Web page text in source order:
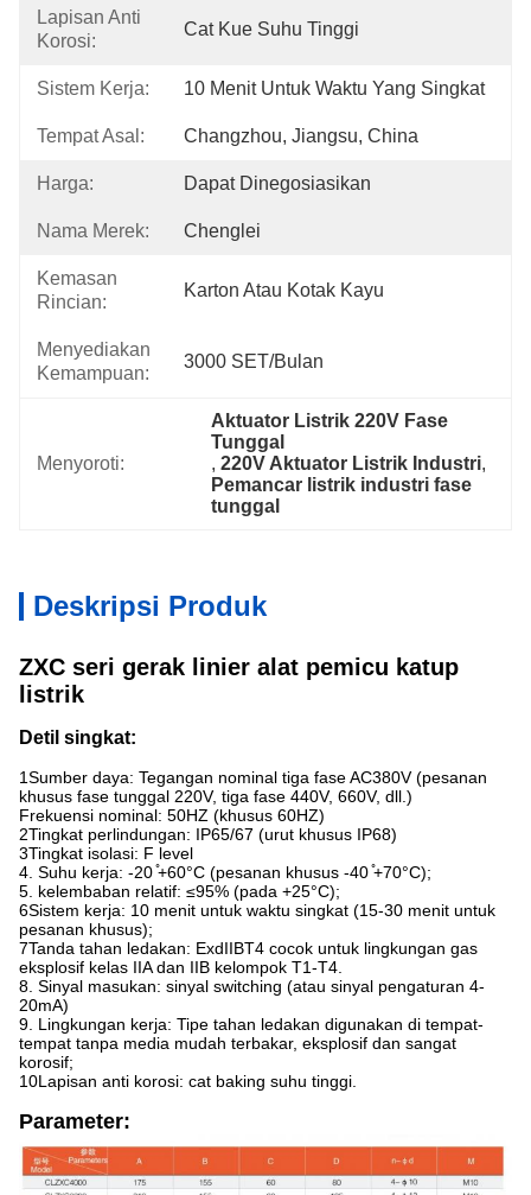
Lapisan Anti
Korosi:
Cat Kue Suhu Tinggi
Sistem Kerja: 10 Menit Untuk Waktu Yang Singkat
Tempat Asal: Changzhou, Jiangsu, China
Harga: Dapat Dinegosiasikan
Nama Merek: Chenglei
Kemasan
Rincian:
Karton Atau Kotak Kayu
Menyediakan
Kemampuan:
3000 SET/Bulan
Menyoroti:
Aktuator Listrik 220V Fase
Tunggal
, 220V Aktuator Listrik Industri,
Pemancar listrik industri fase
tunggal
Deskripsi Produk
ZXC seri gerak linier alat pemicu katup
listrik
Detil singkat:
1Sumber daya: Tegangan nominal tiga fase AC380V (pesanan
khusus fase tunggal 220V, tiga fase 440V, 660V, dll.)
Frekuensi nominal: 50HZ (khusus 60HZ)
2Tingkat perlindungan: IP65/67 (urut khusus IP68)
3Tingkat isolasi: F level
4. Suhu kerja: -20 ̊+60°C (pesanan khusus -40 ̊+70°C);
5. kelembaban relatif: ≤95% (pada +25°C);
6Sistem kerja: 10 menit untuk waktu singkat (15-30 menit untuk
pesanan khusus);
7Tanda tahan ledakan: ExdIIBT4 cocok untuk lingkungan gas
eksplosif kelas IIA dan IIB kelompok T1-T4.
8. Sinyal masukan: sinyal switching (atau sinyal pengaturan 4-
20mA)
9. Lingkungan kerja: Tipe tahan ledakan digunakan di tempat-
tempat tanpa media mudah terbakar, eksplosif dan sangat
korosif;
10Lapisan anti korosi: cat baking suhu tinggi.
Parameter: